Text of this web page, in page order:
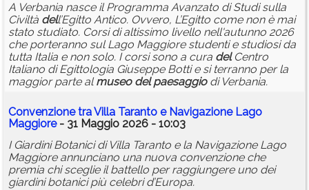
A Verbania nasce il Programma Avanzato di Studi sulla
Civiltà dell’Egitto Antico. Ovvero, L’Egitto come non è mai
stato studiato. Corsi di altissimo livello nell'autunno 2026
che porteranno sul Lago Maggiore studenti e studiosi da
tutta Italia e non solo. I corsi sono a cura delCentro
Italiano di Egittologia Giuseppe Botti e si terranno per la
maggior parte almuseo del paesaggiodi Verbania.
Convenzione tra Villa Taranto e Navigazione Lago
Maggiore- 31 Maggio 2026 - 10:03
I Giardini Botanici di Villa Taranto e la Navigazione Lago
Maggiore annunciano una nuova convenzione che
premia chi sceglie il battello per raggiungere uno dei
giardini botanici più celebri d’Europa.